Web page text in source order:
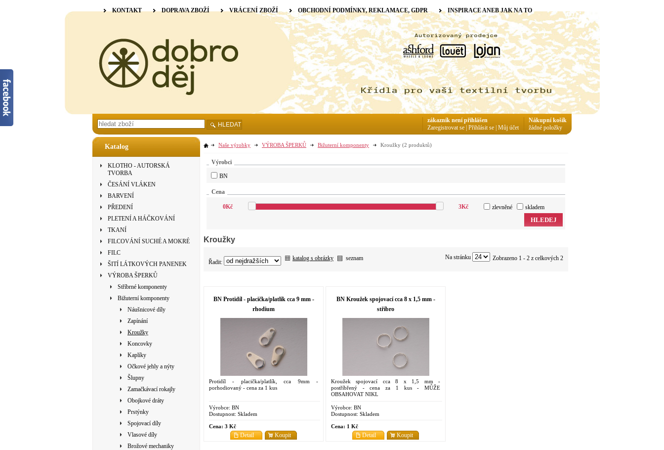
Katalog
KLOTHO - AUTORSKÁ
TVORBA
ČESÁNÍ VLÁKEN
BARVENÍ
PŘEDENÍ
PLETENÍ A HÁČKOVÁNÍ
TKANÍ
FILCOVÁNÍ SUCHÉ A MOKRÉ
FILC
ŠITÍ LÁTKOVÝCH PANENEK
VÝROBA ŠPERKŮ
Stříbrné komponenty
Bižuterní komponenty
Náušnicové díly
Zapínání
Kroužky
Koncovky
Kaplíky
Očkové jehly a nýty
Šlupny
Zamačkávací rokajly
Obojkové dráty
Prstýnky
Spojovací díly
Vlasové díly
Brožové mechaniky
Naše výrobky VÝROBA ŠPERKŮ Bižuterní komponenty Kroužky (2 produktů)
Výrobci
BN
Cena
0Kč 3Kč zlevněné skladem
HLEDEJ
Kroužky
Řadit:
katalog s obrázky seznam Zobrazeno 1 - 2 z celkových 2
Na stránku
BN Protidíl - placička/platlík cca 9 mm -
rhodium
Protidíl - placička/platlík, cca 9mm -
porhodiovaný - cena za 1 kus
Výrobce: BN
Dostupnost: Skladem
Cena: 3 Kč
Koupit
Detail
BN Kroužek spojovací cca 8 x 1,5 mm -
stříbro
Kroužek spojovací cca 8 x 1,5 mm -
postříbřený - cena za 1 kus - MŮŽE
OBSAHOVAT NIKL
Výrobce: BN
Dostupnost: Skladem
Cena: 1 Kč
Koupit
Detail
KONTAKT DOPRAVA ZBOŽÍ VRÁCENÍ ZBOŽÍ OBCHODNÍ PODMÍNKY, REKLAMACE, GDPR INSPIRACE ANEB JAK NA TO
HLEDAT
Nákupní košík
žádné položky
zákazník není přihlášen
Zaregistrovat se Přihlásit se Můj účet